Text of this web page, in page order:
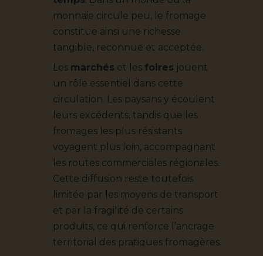
monnaie circule peu, le fromage
constitue ainsi une richesse
tangible, reconnue et acceptée.
Les marchés et les foires jouent
un rôle essentiel dans cette
circulation. Les paysans y écoulent
leurs excédents, tandis que les
fromages les plus résistants
voyagent plus loin, accompagnant
les routes commerciales régionales.
Cette diffusion reste toutefois
limitée par les moyens de transport
et par la fragilité de certains
produits, ce qui renforce l’ancrage
territorial des pratiques fromagères.